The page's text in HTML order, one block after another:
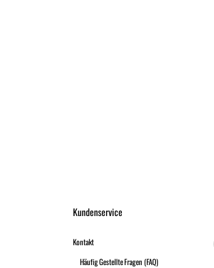
Kundenservice
Kontakt
Häufig Gestellte Fragen (FAQ)